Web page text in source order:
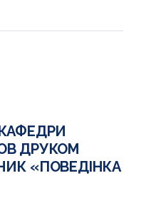
ДРУКОМ
«ПОВЕДІНКА